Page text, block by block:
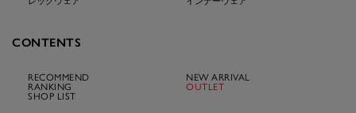
CONTENTS
RECOMMEND
NEW ARRIVAL
RANKING
OUTLET
SHOP LIST